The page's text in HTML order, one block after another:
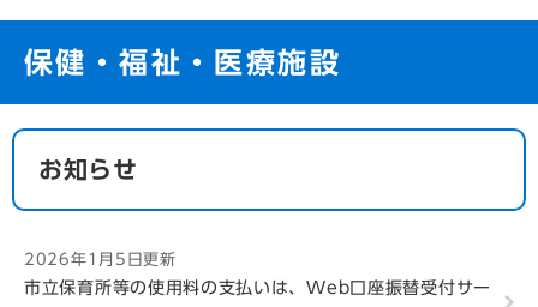
保健・福祉・医療施設
本
お知らせ
2026年1月5日更新
市立保育所等の使用料の支払いは、Web口座振替受付サー